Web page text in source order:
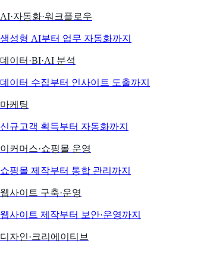
AI·자동화·워크플로우
생성형 AI부터 업무 자동화까지
데이터·BI·AI 분석
데이터 수집부터 인사이트 도출까지
마케팅
신규고객 획득부터 자동화까지
이커머스·쇼핑몰 운영
쇼핑몰 제작부터 통합 관리까지
웹사이트 구축·운영
웹사이트 제작부터 보안·운영까지
디자인·크리에이티브